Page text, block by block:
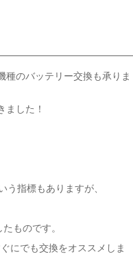
のバッテリー交換も承りま
ました！
指標もありますが、
ものです。
にでも交換をオススメしま